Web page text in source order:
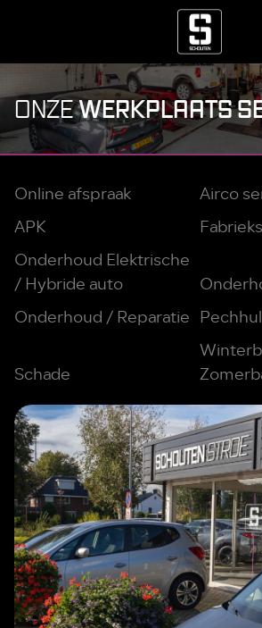
ONZEWERKPLAATS
Online afspraak
Airco
APK
Onderhoud Elektrische
/ Hybride auto
Onderhoud / Reparatie
Schade